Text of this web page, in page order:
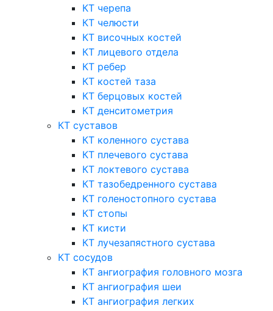
КТ черепа
КТ челюсти
КТ височных костей
КТ лицевого отдела
КТ ребер
КТ костей таза
КТ берцовых костей
КТ денситометрия
КТ суставов
КТ коленного сустава
КТ плечевого сустава
КТ локтевого сустава
КТ тазобедренного сустава
КТ голеностопного сустава
КТ стопы
КТ кисти
КТ лучезапястного сустава
КТ сосудов
КТ ангиография головного мозга
КТ ангиография шеи
КТ ангиография легких